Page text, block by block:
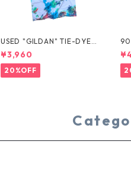
USED "GILDAN" TIE-DYE T
EE
¥3,960
20%OFF